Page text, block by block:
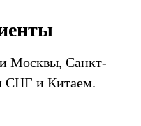
Москвы, Санкт-
СНГ и Китаем.